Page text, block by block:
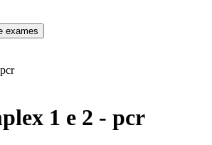
exames
1 e 2 - pcr